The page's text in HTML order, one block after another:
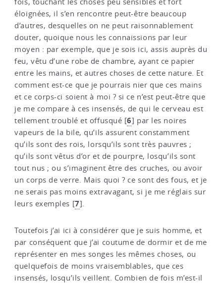
éloignées, il s’en rencontre peut-être beaucoup
d’autres, desquelles on ne peut raisonnablement
douter, quoique nous les connaissions par leur
moyen : par exemple, que je sois ici, assis auprès du
feu, vêtu d’une robe de chambre, ayant ce papier
entre les mains, et autres choses de cette nature. Et
comment est-ce que je pourrais nier que ces mains
et ce corps-ci soient à moi ? si ce n’est peut-être que
je me compare à ces insensés, de qui le cerveau est
tellement troublé et offusqué [6] par les noires
vapeurs de la bile, qu’ils assurent constamment
qu’ils sont des rois, lorsqu’ils sont très pauvres ;
qu’ils sont vêtus d’or et de pourpre, losqu’ils sont
tout nus ; ou s’imaginent être des cruches, ou avoir
un corps de verre. Mais quoi ? ce sont des fous, et je
ne serais pas moins extravagant, si je me réglais sur
leurs exemples [7].
Toutefois j’ai ici à considérer que je suis homme, et
par conséquent que j’ai coutume de dormir et de me
représenter en mes songes les mêmes choses, ou
quelquefois de moins vraisemblables, que ces
insensés, losqu’ils veillent. Combien de fois m’est-il